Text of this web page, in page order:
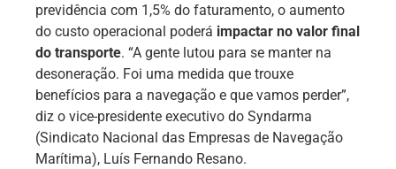
previdência com 1,5% do faturamento, o aumento
do custo operacional poderá impactar no valor final
do transporte. “A gente lutou para se manter na
desoneração. Foi uma medida que trouxe
benefícios para a navegação e que vamos perder”,
diz o vice-presidente executivo do Syndarma
(Sindicato Nacional das Empresas de Navegação
Marítima), Luís Fernando Resano.